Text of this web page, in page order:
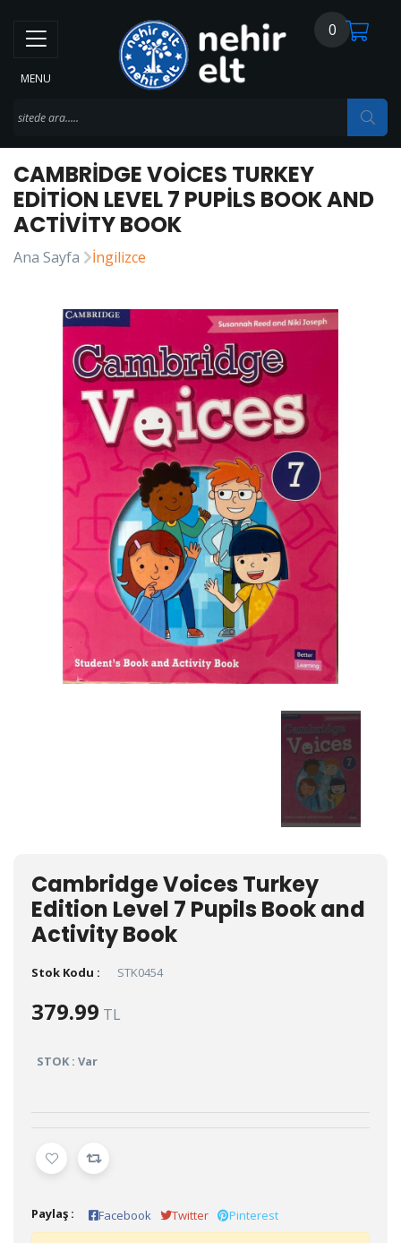
MENU
0
CAMBRIDGE VOICES TURKEY
EDITION LEVEL 7 PUPILS BOOK AND
ACTIVITY BOOK
Ana Sayfa İngilizce
Cambridge Voices Turkey
Edition Level 7 Pupils Book and
Activity Book
Stok Kodu : STK0454
379.99 TL
STOK : Var
Paylaş : Facebook Twitter Pinterest